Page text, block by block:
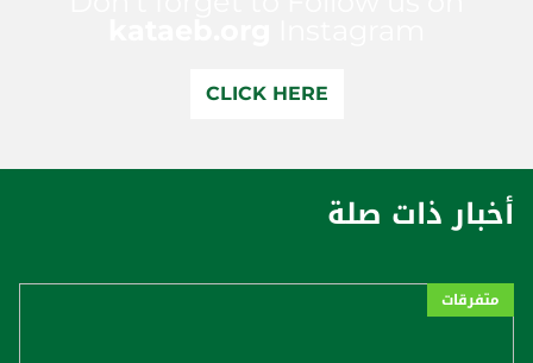
CLICK HERE
أخبار ذات صلة
متفرقات